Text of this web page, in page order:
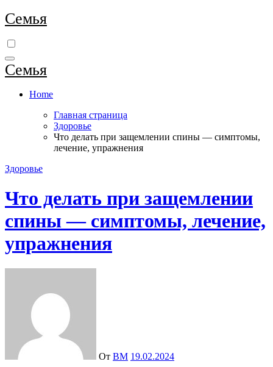
Перейти
к
Семья
Семья
Home
Главная страница
Здоровье
Что делать при защемлении спины — симптомы,
лечение, упражнения
Здоровье
Что делать при защемлении
спины — симптомы, лечение,
упражнения
От ВМ 19.02.2024